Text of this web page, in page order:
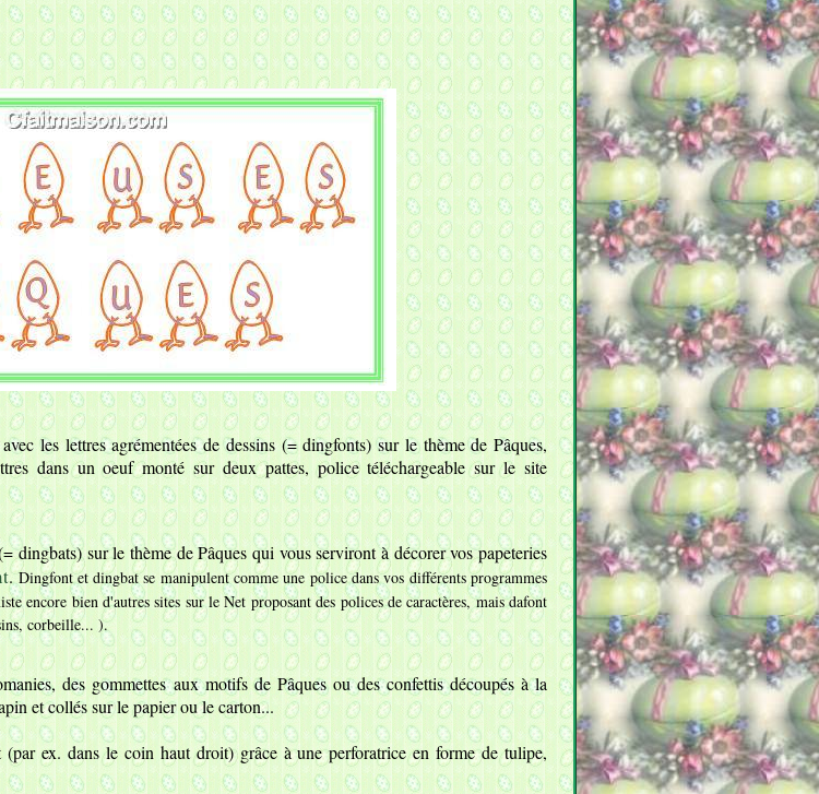
les lettres agrémentées de dessins (= dingfonts) sur le thème de Pâques,
dans un oeuf monté sur deux pattes, police téléchargeable sur le site
dingbats) sur le thème de Pâques qui vous serviront à décorer vos papeteries
.Dingfont et dingbat se manipulent comme une police dans vos différents programmes
bien d'autres sites sur le Net proposant des polices de caractères, mais dafont
corbeille... ).
des gommettes aux motifs de Pâques ou des confettis découpés à la
et collés sur le papier ou le carton...
ex. dans le coin haut droit) grâce à une perforatrice en forme de tulipe,